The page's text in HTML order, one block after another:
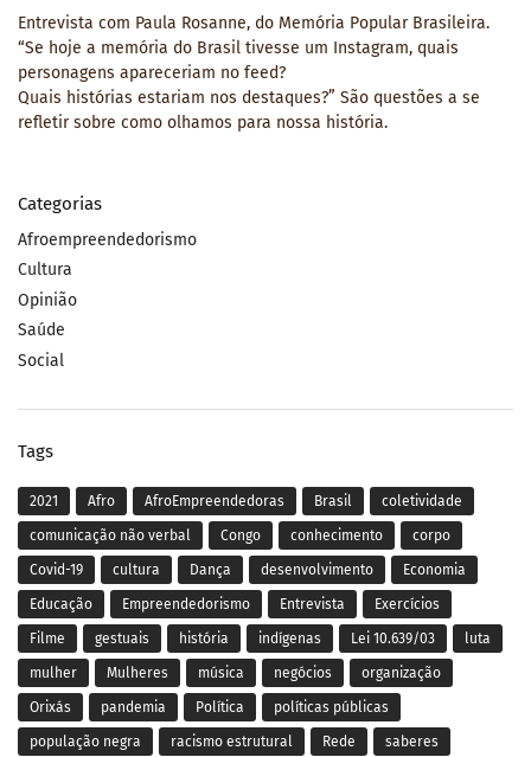
Entrevista com Paula Rosanne, do Memória Popular Brasileira.
“Se hoje a memória do Brasil tivesse um Instagram, quais
personagens apareceriam no feed?
Quais histórias estariam nos destaques?” São questões a se
refletir sobre como olhamos para nossa história.
Categorias
Afroempreendedorismo
Cultura
Opinião
Saúde
Social
Tags
2021 Afro AfroEmpreendedoras Brasil coletividade
comunicação não verbal Congo conhecimento corpo
Covid-19 cultura Dança desenvolvimento Economia
Educação Empreendedorismo Entrevista Exercícios
Filme gestuais história indígenas Lei 10.639/03 luta
mulher Mulheres música negócios organização
Orixás pandemia Política políticas públicas
população negra racismo estrutural Rede saberes